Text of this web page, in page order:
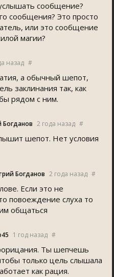
сообщение?
сообщения? Это просто
или это сообщение
магии?
назад #
а обычный шепот,
заклинания так, как
рядом с ним.
2 года назад #
шепот. Нет условия
Богданов 2 года назад #
Если это не
повоеждение слуха то
общаться
1 год назад #
Ты шепчешь
только цель слышала
как рация.